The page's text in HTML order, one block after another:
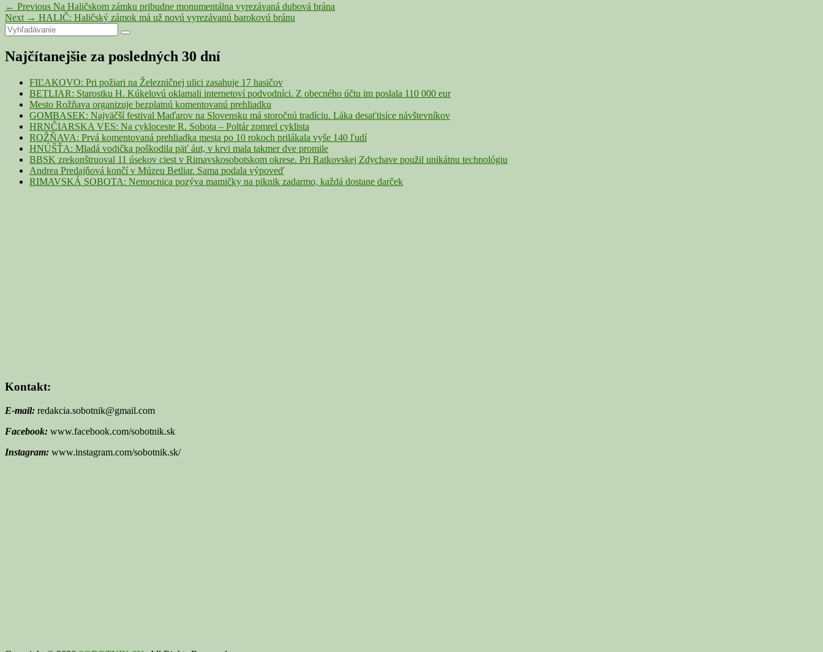
Navigácia
v
← Previous Previous
post:
Na Haličskom zámku pribudne monumentálna vyrezávaná dubová brána
Next → Next
post:
HALIČ: Haličský zámok má už novú vyrezávanú barokovú bránu
Primary
Sidebar
Widget
Area
Search
for:
Search
Najčítanejšie za posledných 30 dní
FIĽAKOVO: Pri požiari na Železničnej ulici zasahuje 17 hasičov
BETLIAR: Starostku H. Kúkelovú oklamali internetoví podvodníci. Z obecného účtu im poslala 110 000 eur
Mesto Rožňava organizuje bezplatnú komentovanú prehliadku
GOMBASEK: Najväčší festival Maďarov na Slovensku má storočnú tradíciu. Láka desaťtisíce návštevníkov
HRNČIARSKA VES: Na cykloceste R. Sobota – Poltár zomrel cyklista
ROŽŇAVA: Prvá komentovaná prehliadka mesta po 10 rokoch prilákala vyše 140 ľudí
HNÚŠŤA: Mladá vodička poškodila päť áut, v krvi mala takmer dve promile
BBSK zrekonštruoval 11 úsekov ciest v Rimavskosobotskom okrese. Pri Ratkovskej Zdychave použil unikátnu technológiu
Andrea Predajňová končí v Múzeu Betliar. Sama podala výpoveď
RIMAVSKÁ SOBOTA: Nemocnica pozýva mamičky na piknik zadarmo, každá dostane darček
Kontakt:
E-mail: redakcia.sobotnik@gmail.com
Facebook: www.facebook.com/sobotnik.sk
Instagram: www.instagram.com/sobotnik.sk/